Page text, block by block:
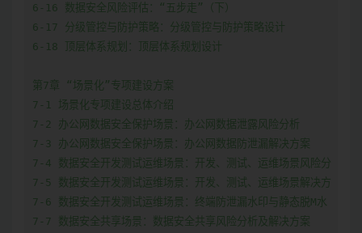
6-16 数据安全风险评估：“五步走”（下）
6-17 分级管控与防护策略：分级管控与防护策略设计
6-18 顶层体系规划：顶层体系规划设计
第7章 “场景化”专项建设方案
7-1 场景化专项建设总体介绍
7-2 办公网数据安全保护场景：办公网数据泄露风险分析
7-3 办公网数据安全保护场景：办公网数据防泄漏解决方案
7-4 数据安全开发测试运维场景：开发、测试、运维场景风险分
7-5 数据安全开发测试运维场景：开发、测试、运维场景解决方
7-6 数据安全开发测试运维场景：终端防泄漏水印与静态脱M水
7-7 数据安全共享场景：数据安全共享风险分析及解决方案